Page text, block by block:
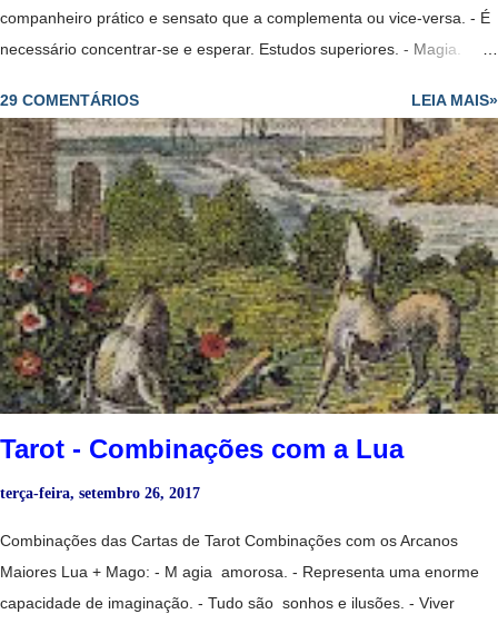
companheiro prático e sensato que a complementa ou vice-versa. - É
necessário concentrar-se e esperar. Estudos superiores. - Magia.
problemas que pareciam estagnados agora está começando a ser
solucionados, embora lentamente. Mago + Sacerdotisa Invertida: -
Encontrará trabalho mas alguém invejoso lhe colocará obstáculos. -
Uma mulher sábia se vê tentada por um homem que não a merece e
não a respeita. Mago Invertido + Sacerdotisa: - Homem mentiroso,
que não consegue enganar sua companheira. Mago Invertido
+ Sacerdotisa Invertida: - Casal mal ajustado. Mago + Sacerdotisa +
Justiça: - Exames ou testes, estudos que se acabam. O Mago é o
trabalho, a Sacerdotisa os estudos e a Justiça fala sobre provas,...
29 COMENTÁRIOS LEIA MAIS»
Tarot - Combinações com a Lua
terça-feira, setembro 26, 2017
Combinações das Cartas de Tarot Combinações com os Arcanos
Maiores Lua + Mago: - M agia amorosa. - Representa uma enorme
capacidade de imaginação. - Tudo são sonhos e ilusões. - Viver